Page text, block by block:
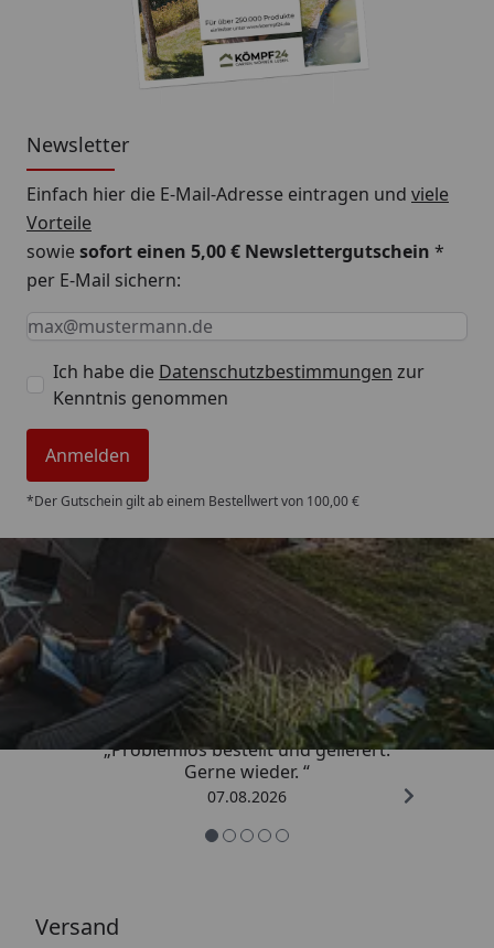
Newsletter
Einfach hier die E-Mail-Adresse eintragen und viele
Vorteile
sowiesofort einen 5,00 € Newslettergutschein *
per E-Mail sichern:
Keine Eingabe erforderlich
Eingabe erforderlich
E-Mail *
Ich habe die Datenschutzbestimmungen zur
Kenntnis genommen
Anmelden
*Der Gutschein gilt ab einem Bestellwert von 100,00 €
Trusted Shops
4,85/ 5
„Problemlos bestellt und geliefert.
Gerne wieder. “
07.08.2026
Versand